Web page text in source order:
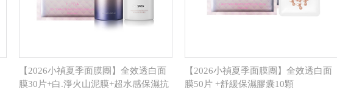
【2026小禎夏季面膜團】全效透白面
膜30片+白.淨火山泥膜+超水感保濕抗
【2026小禎夏季面膜團】全效透白面
膜50片 +舒緩保濕膠囊10顆